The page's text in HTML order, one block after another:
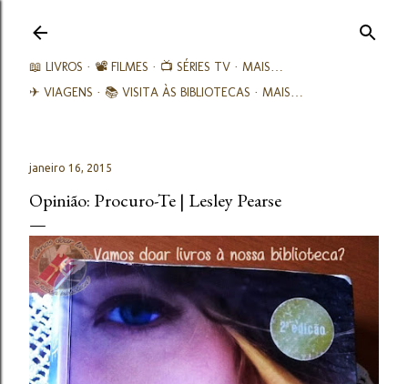
📖 LIVROS 📽️ FILMES 📺 SÉRIES TV
MAIS…
✈ VIAGENS
📚︎ VISITA ÀS BIBLIOTECAS MAIS…
janeiro 16, 2015
Opinião: Procuro-Te | Lesley Pearse